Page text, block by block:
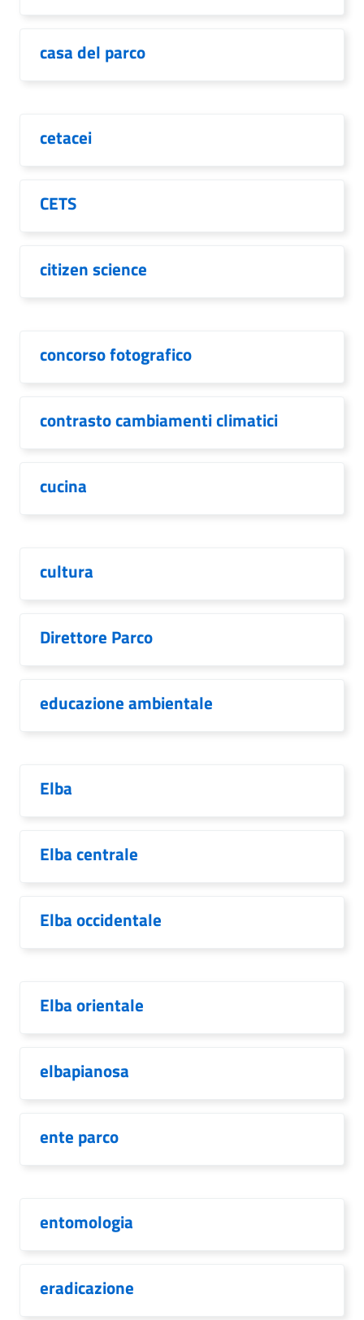
casa del parco
cetacei
CETS
citizen science
concorso fotografico
contrasto cambiamenti climatici
cucina
cultura
Direttore Parco
educazione ambientale
Elba
Elba centrale
Elba occidentale
Elba orientale
elbapianosa
ente parco
entomologia
eradicazione